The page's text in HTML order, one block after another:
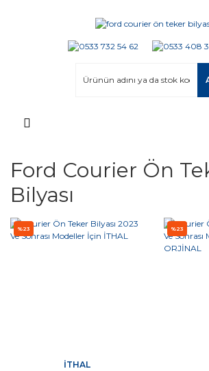
Ford Courier Ön
Bilyası
%23
İTHAL
%23